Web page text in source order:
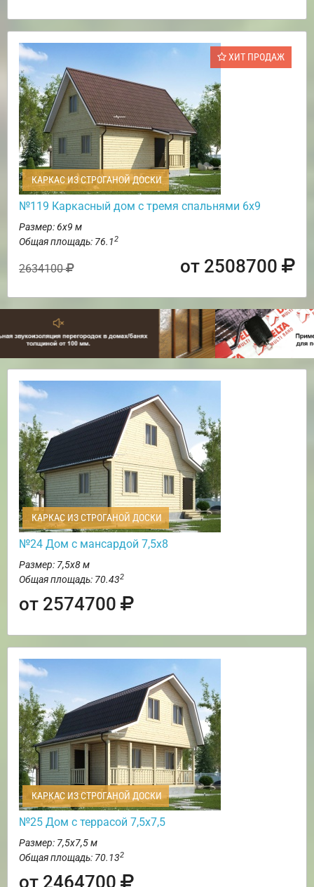
ХИТ ПРОДАЖ
КАРКАС ИЗ СТРОГАНОЙ ДОСКИ
№119 Каркасный дом с тремя спальнями 6х9
Размер: 6х9 м
Общая площадь: 76.12
2634100 от 2508700
КАРКАС ИЗ СТРОГАНОЙ ДОСКИ
№24 Дом с мансардой 7,5х8
Размер: 7,5х8 м
Общая площадь: 70.432
от 2574700
КАРКАС ИЗ СТРОГАНОЙ ДОСКИ
№25 Дом с террасой 7,5х7,5
Размер: 7,5х7,5 м
Общая площадь: 70.132
от 2464700